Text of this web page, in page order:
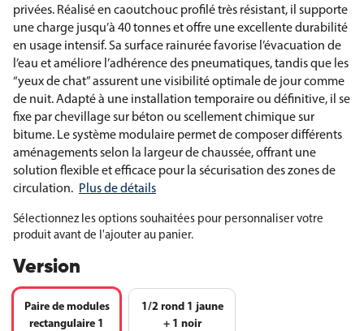
privées. Réalisé en caoutchouc profilé très résistant, il supporte
une charge jusqu’à 40 tonnes et offre une excellente durabilité
en usage intensif. Sa surface rainurée favorise l’évacuation de
l’eau et améliore l’adhérence des pneumatiques, tandis que les
“yeux de chat” assurent une visibilité optimale de jour comme
de nuit. Adapté à une installation temporaire ou définitive, il se
fixe par chevillage sur béton ou scellement chimique sur
bitume. Le système modulaire permet de composer différents
aménagements selon la largeur de chaussée, offrant une
solution flexible et efficace pour la sécurisation des zones de
circulation. Plus de détails
Sélectionnez les options souhaitées pour personnaliser votre
produit avant de l'ajouter au panier.
Version
Paire de modules
rectangulaire 1
1/2 rond 1 jaune
+ 1 noir